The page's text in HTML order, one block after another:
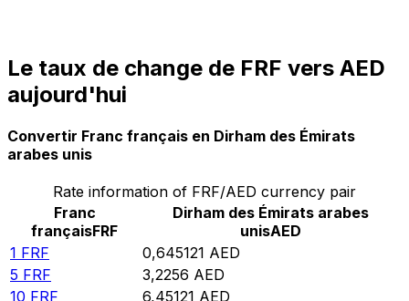
Le taux de change de FRF vers AED
aujourd'hui
Convertir Franc français en Dirham des Émirats
arabes unis
Rate information of FRF/AED currency pair
Franc
françaisFRF
Dirham des Émirats arabes
unisAED
1 FRF 0,645121 AED
5 FRF 3,2256 AED
10 FRF 6,45121 AED